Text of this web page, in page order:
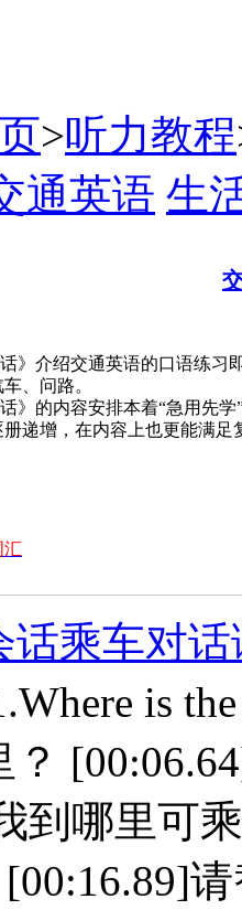
>听力教程
通英语 生
》介绍交通英语的口语练习
、问路。
》的内容安排本着“急用先
递增，在内容上也更能满足
汇
话乘车对
is
到哪里可
[00:16.89]